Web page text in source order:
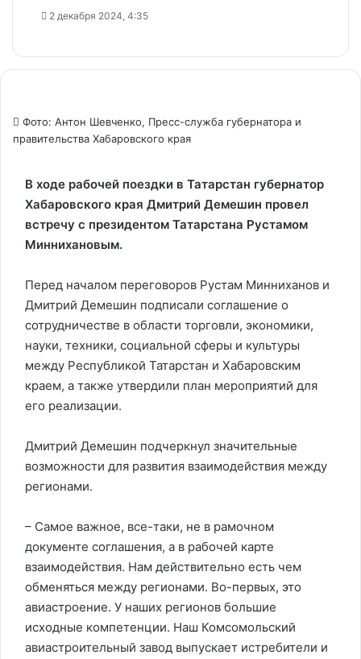
2 декабря 2024, 4:35
Фото: Антон Шевченко, Пресс-служба губернатора и
правительства Хабаровского края
В ходе рабочей поездки в Татарстан губернатор
Хабаровского края Дмитрий Демешин провел
встречу с президентом Татарстана Рустамом
Миннихановым.
Перед началом переговоров Рустам Минниханов и
Дмитрий Демешин подписали соглашение о
сотрудничестве в области торговли, экономики,
науки, техники, социальной сферы и культуры
между Республикой Татарстан и Хабаровским
краем, а также утвердили план мероприятий для
его реализации.
Дмитрий Демешин подчеркнул значительные
возможности для развития взаимодействия между
регионами.
– Самое важное, все-таки, не в рамочном
документе соглашения, а в рабочей карте
взаимодействия. Нам действительно есть чем
обменяться между регионами. Во-первых, это
авиастроение. У наших регионов большие
исходные компетенции. Наш Комсомольский
авиастроительный завод выпускает истребители и